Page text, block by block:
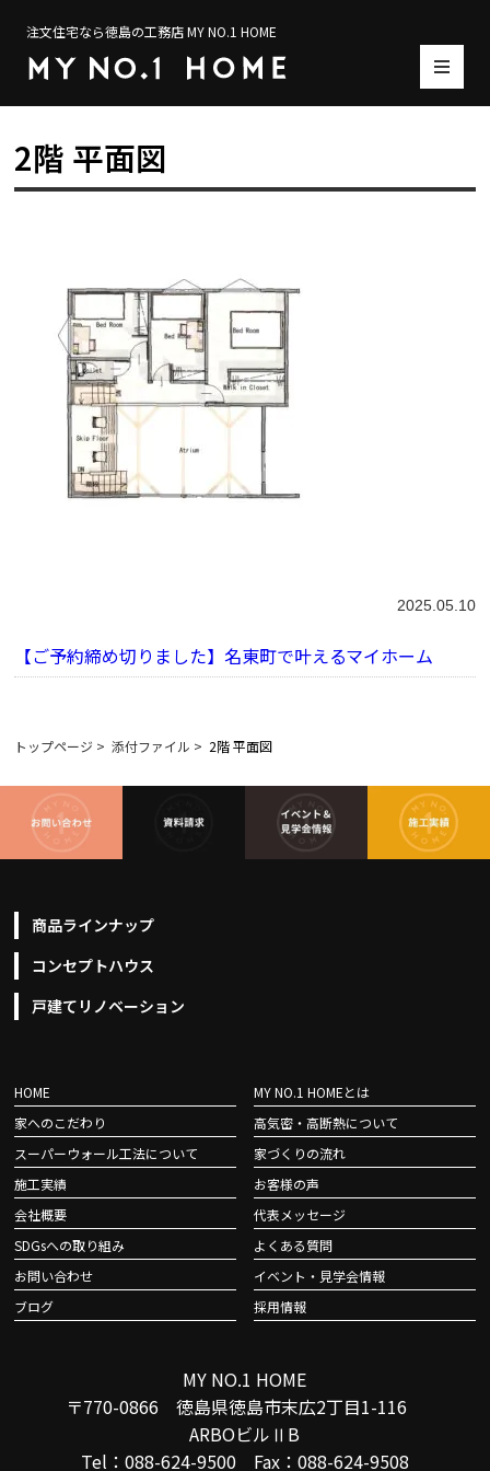
注文住宅なら徳島の工務店 MY NO.1 HOME
2階 平面図
2025.05.10
【ご予約締め切りました】名東町で叶えるマイホーム
トップページ > 添付ファイル > 2階 平面図
商品ラインナップ
コンセプトハウス
戸建てリノベーション
HOME
MY NO.1 HOMEとは
家へのこだわり
高気密・高断熱について
スーパーウォール工法について
家づくりの流れ
施工実績
お客様の声
会社概要
代表メッセージ
SDGsへの取り組み
よくある質問
お問い合わせ
イベント・見学会情報
ブログ
採用情報
MY NO.1 HOME
〒770-0866 徳島県徳島市末広2丁目1-116
ARBOビルⅡB
Tel：088-624-9500 Fax：088-624-9508